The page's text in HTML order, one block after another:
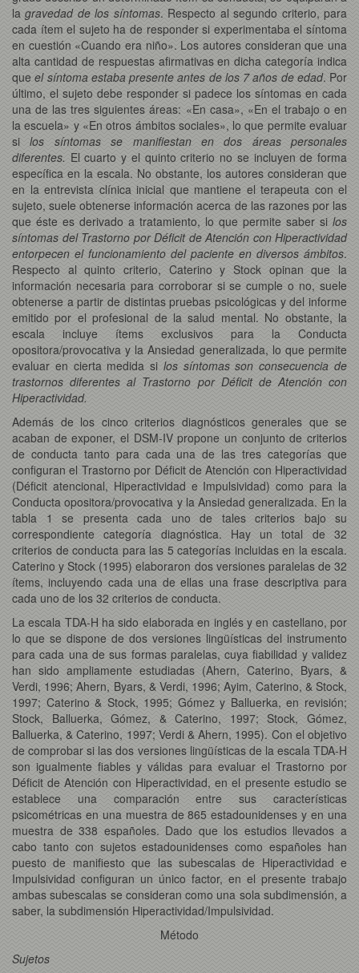
lagravedad de los síntomas. Respecto al segundo criterio, para
cada ítem el sujeto ha de responder si experimentaba el síntoma
en cuestión «Cuando era niño». Los autores consideran que una
alta cantidad de respuestas afirmativas en dicha categoría indica
queel síntoma estaba presente antes de los 7 años de edad. Por
último, el sujeto debe responder si padece los síntomas en cada
una de las tres siguientes áreas: «En casa», «En el trabajo o en
la escuela» y «En otros ámbitos sociales», lo que permite evaluar
silos síntomas se manifiestan en dos áreas personales
diferentes. El cuarto y el quinto criterio no se incluyen de forma
específica en la escala. No obstante, los autores consideran que
en la entrevista clínica inicial que mantiene el terapeuta con el
sujeto, suele obtenerse información acerca de las razones por las
que éste es derivado a tratamiento, lo que permite saber si los
síntomas del Trastorno por Déficit de Atención con Hiperactividad
entorpecen el funcionamiento del paciente en diversos ámbitos.
Respecto al quinto criterio, Caterino y Stock opinan que la
información necesaria para corroborar si se cumple o no, suele
obtenerse a partir de distintas pruebas psicológicas y del informe
emitido por el profesional de la salud mental. No obstante, la
escala incluye ítems exclusivos para la Conducta
opositora/provocativa y la Ansiedad generalizada, lo que permite
evaluar en cierta medida si los síntomas son consecuencia de
trastornos diferentes al Trastorno por Déficit de Atención con
Hiperactividad.
Además de los cinco criterios diagnósticos generales que se
acaban de exponer, el DSM-IV propone un conjunto de criterios
de conducta tanto para cada una de las tres categorías que
configuran el Trastorno por Déficit de Atención con Hiperactividad
(Déficit atencional, Hiperactividad e Impulsividad) como para la
Conducta opositora/provocativa y la Ansiedad generalizada. En la
tabla 1 se presenta cada uno de tales criterios bajo su
correspondiente categoría diagnóstica. Hay un total de 32
criterios de conducta para las 5 categorías incluidas en la escala.
Caterino y Stock (1995) elaboraron dos versiones paralelas de 32
ítems, incluyendo cada una de ellas una frase descriptiva para
cada uno de los 32 criterios de conducta.
La escala TDA-H ha sido elaborada en inglés y en castellano, por
lo que se dispone de dos versiones lingüísticas del instrumento
para cada una de sus formas paralelas, cuya fiabilidad y validez
han sido ampliamente estudiadas (Ahern, Caterino, Byars, &
Verdi, 1996; Ahern, Byars, & Verdi, 1996; Ayim, Caterino, & Stock,
1997; Caterino & Stock, 1995; Gómez y Balluerka, en revisión;
Stock, Balluerka, Gómez, & Caterino, 1997; Stock, Gómez,
Balluerka, & Caterino, 1997; Verdi & Ahern, 1995). Con el objetivo
de comprobar si las dos versiones lingüísticas de la escala TDA-H
son igualmente fiables y válidas para evaluar el Trastorno por
Déficit de Atención con Hiperactividad, en el presente estudio se
establece una comparación entre sus características
psicométricas en una muestra de 865 estadounidenses y en una
muestra de 338 españoles. Dado que los estudios llevados a
cabo tanto con sujetos estadounidenses como españoles han
puesto de manifiesto que las subescalas de Hiperactividad e
Impulsividad configuran un único factor, en el presente trabajo
ambas subescalas se consideran como una sola subdimensión, a
saber, la subdimensión Hiperactividad/Impulsividad.
Método
Sujetos